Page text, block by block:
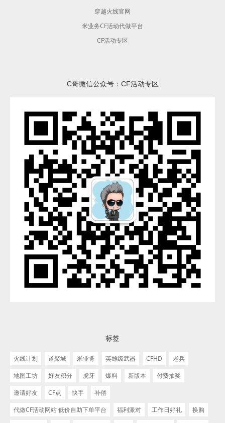
穿越火线官网
米业务CF活动代做平台
CF活动专区
C哥微信公众号：CF活动专区
标签
火线计划 道聚城 米业务 英雄级武器 CFHD
老兵
地图工坊
好友积分 虎牙 爆料 新版本
付费抽奖
邀请好友
CF点 快手
补偿
代做CF活动网站 低价自助下单平台
福利派对 工作日好礼
换购